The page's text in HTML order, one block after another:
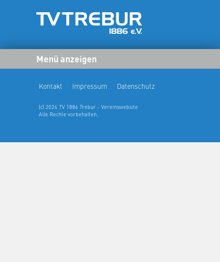
Menü anzeigen
Kontakt Impressum Datenschutz
(c) 2026 TV 1886 Trebur - Vereinswebsite
Alle Rechte vorbehalten.